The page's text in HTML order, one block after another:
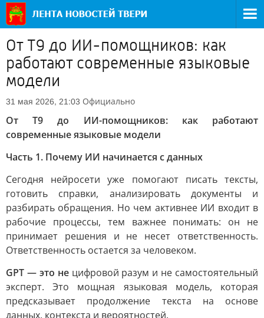
От T9 до ИИ-помощников: как
работают современные языковые
модели
31 мая 2026, 21:03 Официально
От T9 до ИИ-помощников: как работают
современные языковые модели
Часть 1. Почему ИИ начинается с данных
Сегодня нейросети уже помогают писать тексты,
готовить справки, анализировать документы и
разбирать обращения. Но чем активнее ИИ входит в
рабочие процессы, тем важнее понимать: он не
принимает решения и не несет ответственность.
Ответственность остается за человеком.
GPT — это нецифровой разум и не самостоятельный
эксперт. Это мощная языковая модель, которая
предсказывает продолжение текста на основе
данных, контекста и вероятностей.